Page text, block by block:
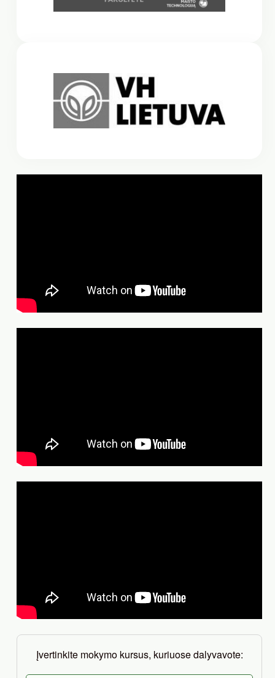
Įvertinkite mokymo kursus, kuriuose dalyvavote: